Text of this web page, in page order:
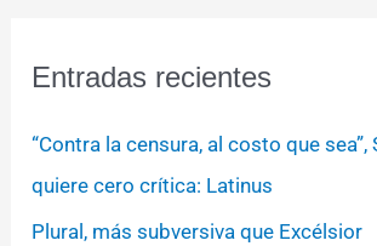
Entradas recientes
“Contra la censura, al costo que sea”,
quiere cero crítica: Latinus
Plural, más subversiva que Excélsior